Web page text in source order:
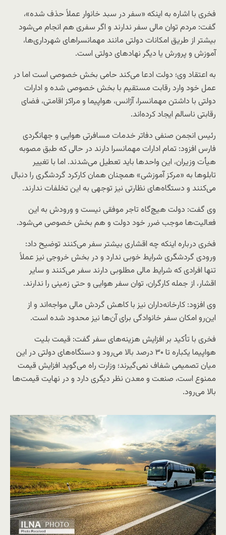
فخری با اشاره به اینکه «سفر در سبد خانوار عملاً حذف شده»،
گفت: مردم توان مالی سفر ندارند و اگر سفری هم انجام می‌شود
بیشتر از طریق امکانات دولتی مانند مهمانسراهای شهرداری‌ها،
آموزش و پرورش یا دیگر نهادهای دولتی است.
به اعتقاد وی؛ دولت ادعا می‌کند حامی بخش خصوصی است اما در
عمل خود وارد رقابت مستقیم با بخش خصوصی شده و ادارات
دولتی با داشتن مهمانسرا، آژانس، هواپیما و مراکز اقامتی، فضای
رقابتی ناسالم ایجاد کرده‌اند.
رئیس انجمن صنفی دفاتر خدمات مسافرتی هوایی و جهانگردی
فارس افزود: تمام ادارات مهمانسرا دارند در حالی که طبق مصوبه
هیأت وزیران، این واحدها باید تعطیل می‌شدند. اما با تغییر
تابلوها به «مرکز آموزشی» همچنان همان کارکرد گردشگری را دنبال
می‌کنند و دستگاه‌های نظارتی نیز توجهی به این تخلفات ندارند.
وی گفت: دولت هیچ‌گاه تاجر موفقی نیست و ورودش به این
فعالیت‌ها موجب ضرر خود دولت و هم بخش خصوصی می‌شود.
فخری درباره اینکه چه اقشاری بیشتر سفر می‌کنند توضیح داد:
ورودی گردشگری شرایط خوبی ندارد و در بخش خروجی نیز عملاً
تنها افرادی که شرایط مالی مطلوبی دارند سفر می‌کنند و سایر
اقشار، از جمله کارگران، توان سفر هوایی و حتی زمینی را ندارند.
وی افزود: کارخانه‌داران نیز با کاهش گردش مالی مواجه‌اند و از
این‌رو امکان سفر خانوادگی برای آن‌ها نیز محدود شده است.
فخری با تأکید بر افزایش هزینه‌های سفر گفت: قیمت بلیت
هواپیما یکباره تا ۳۰ درصد بالا می‌رود و دستگاه‌های دولتی در این
میان تصمیمی شفاف نمی‌گیرند؛ وزارت راه می‌گوید افزایش قیمت
ممنوع است، صنعت و معدن نظر دیگری دارد و در نهایت قیمت‌ها
بالا می‌رود.